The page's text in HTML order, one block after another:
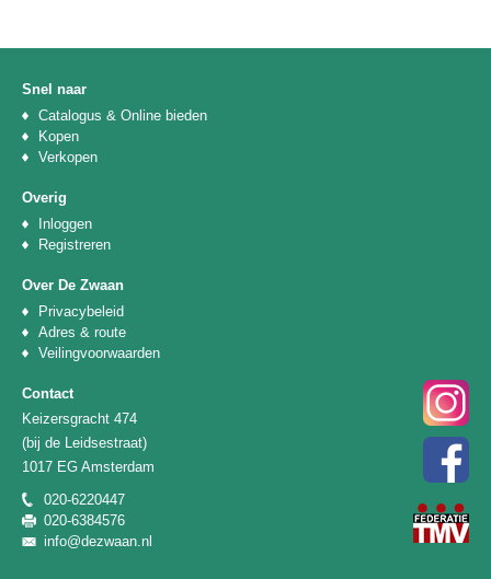
Snel naar
Catalogus & Online bieden
Kopen
Verkopen
Overig
Inloggen
Registreren
Over De Zwaan
Privacybeleid
Adres & route
Veilingvoorwaarden
Contact
Keizersgracht 474
(bij de Leidsestraat)
1017 EG Amsterdam
020-6220447
020-6384576
info@dezwaan.nl